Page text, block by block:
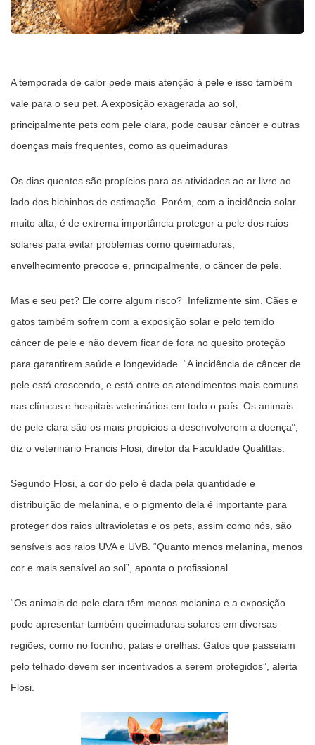
A temporada de calor pede mais atenção à pele e isso também
vale para o seu pet. A exposição exagerada ao sol,
principalmente pets com pele clara, pode causar câncer e outras
doenças mais frequentes, como as queimaduras
Os dias quentes são propícios para as atividades ao ar livre ao
lado dos bichinhos de estimação. Porém, com a incidência solar
muito alta, é de extrema importância proteger a pele dos raios
solares para evitar problemas como queimaduras,
envelhecimento precoce e, principalmente, o câncer de pele.
Mas e seu pet? Ele corre algum risco? Infelizmente sim. Cães e
gatos também sofrem com a exposição solar e pelo temido
câncer de pele e não devem ficar de fora no quesito proteção
para garantirem saúde e longevidade. “A incidência de câncer de
pele está crescendo, e está entre os atendimentos mais comuns
nas clínicas e hospitais veterinários em todo o país. Os animais
de pele clara são os mais propícios a desenvolverem a doença”,
diz o veterinário Francis Flosi, diretor da Faculdade Qualittas.
Segundo Flosi, a cor do pelo é dada pela quantidade e
distribuição de melanina, e o pigmento dela é importante para
proteger dos raios ultravioletas e os pets, assim como nós, são
sensíveis aos raios UVA e UVB. “Quanto menos melanina, menos
cor e mais sensível ao sol”, aponta o profissional.
“Os animais de pele clara têm menos melanina e a exposição
pode apresentar também queimaduras solares em diversas
regiões, como no focinho, patas e orelhas. Gatos que passeiam
pelo telhado devem ser incentivados a serem protegidos”, alerta
Flosi.